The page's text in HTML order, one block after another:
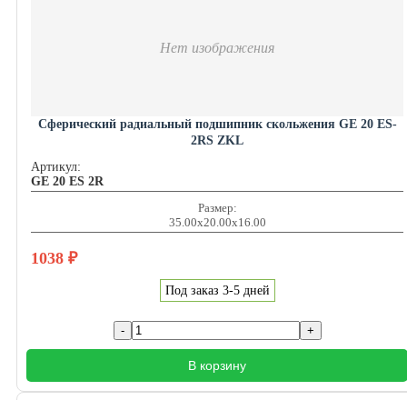
Нет изображения
Сферический радиальный подшипник скольжения GE 20 ES-
2RS ZKL
Артикул:
GE 20 ES 2R
Размер:
35.00x20.00x16.00
1038 ₽
Под заказ 3-5 дней
В корзину